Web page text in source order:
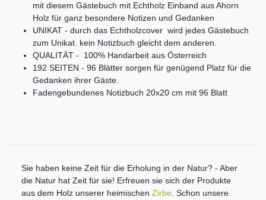
mit diesem Gästebuch mit Echtholz Einband aus Ahorn
Holz für ganz besondere Notizen und Gedanken
UNIKAT - durch das Echtholzcover wird jedes Gästebuch
zum Unikat. kein Notizbuch gleicht dem anderen.
QUALITÄT - 100% Handarbeit aus Österreich
192 SEITEN - 96 Blätter sorgen für genügend Platz für die
Gedanken ihrer Gäste.
Fadengebundenes Notizbuch 20x20 cm mit 96 Blatt
Sie haben keine Zeit für die Erholung in der Natur? - Aber
die Natur hat Zeit für sie! Erfreuen sie sich der Produkte
aus dem Holz unserer heimischen Zirbe. Schon unsere